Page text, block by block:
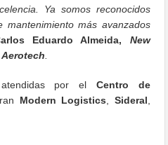
Ya somos reconocidos
más avanzados
Eduardo Almeida, New
por el Centro de
Modern Logistics Sideral